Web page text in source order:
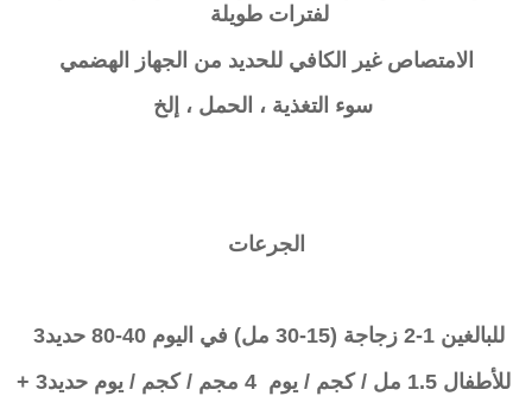
لفترات طويلة
الامتصاص غير الكافي للحديد من الجهاز الهضمي
سوء التغذية ، الحمل ، إلخ
الجرعات
للبالغين 1-2 زجاجة (15-30 مل) في اليوم 40-80 حديد3
للأطفال 1.5 مل / كجم / يوم 4 مجم / كجم / يوم حديد3 +